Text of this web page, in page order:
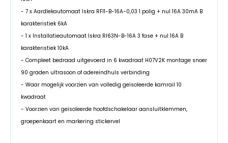
- 7 x Aardlekautomaat Iskra RFI1-B-16A-0,03 1 polig + nul 16A 30mA B
karakteristiek 6kA
- 1 x Installatieautomaat Iskra RI63N-B-16A 3 fase + nul 16A B
karakteristiek 10kA
- Compleet bedraad uitgevoerd in 6 kwadraat H07V2K montage snoer
90 graden ultrasoon of adereindhuls verbinding
- Waar mogelijk voorzien van volledig geïsoleerde kamrail 10
kwadraat
- Voorzien van geïsoleerde hoofdschakelaar aansluitklemmen,
groepenkaart en markering stickervel